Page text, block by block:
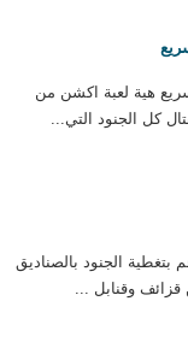
هية لعبة اكشن من
كل الجنود التي...
بتغطية الجنود بالصناديق
قزائف وقنابل ...